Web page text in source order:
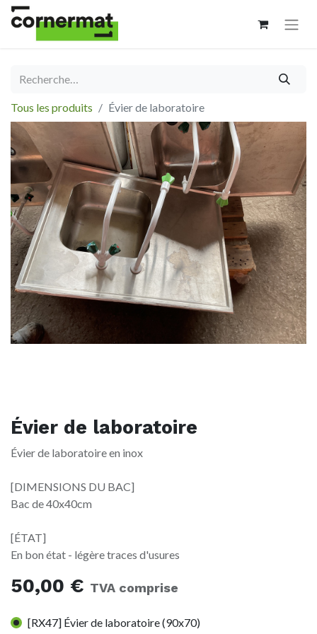
Tous les produits Évier de laboratoire
Évier de laboratoire
Évier de laboratoire en inox
[DIMENSIONS DU BAC]
Bac de 40x40cm
[ÉTAT]
En bon état - légère traces d'usures
50,00 € TVA comprise
[RX47] Évier de laboratoire (90x70)